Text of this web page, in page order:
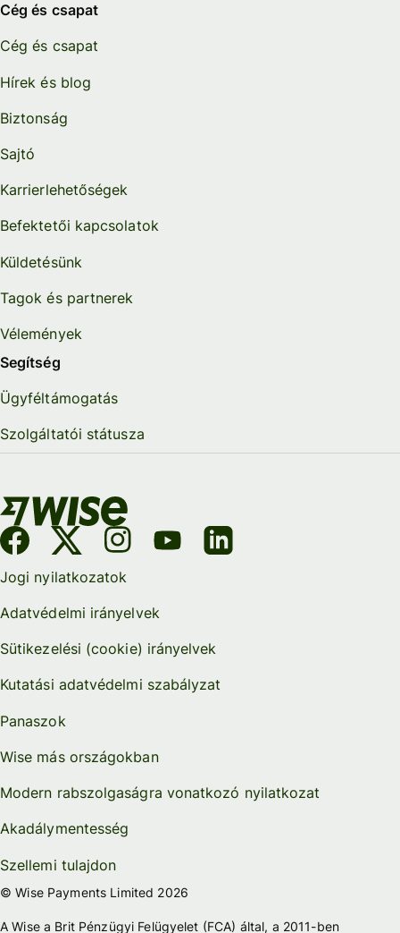
Cég és csapat
Cég és csapat
Hírek és blog
Biztonság
Sajtó
Karrierlehetőségek
Befektetői kapcsolatok
Küldetésünk
Tagok és partnerek
Vélemények
Segítség
Ügyféltámogatás
Szolgáltatói státusza
Jogi nyilatkozatok
Adatvédelmi irányelvek
Sütikezelési (cookie) irányelvek
Kutatási adatvédelmi szabályzat
Panaszok
Wise más országokban
Modern rabszolgaságra vonatkozó nyilatkozat
Akadálymentesség
Szellemi tulajdon
© Wise Payments Limited 2026
A Wise a Brit Pénzügyi Felügyelet (FCA) által, a 2011-ben